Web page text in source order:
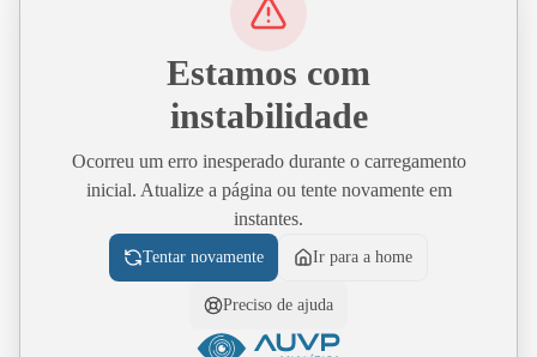
Estamos com
instabilidade
Ocorreu um erro inesperado durante o carregamento
inicial. Atualize a página ou tente novamente em
instantes.
Tentar novamente Ir para a home
Preciso de ajuda